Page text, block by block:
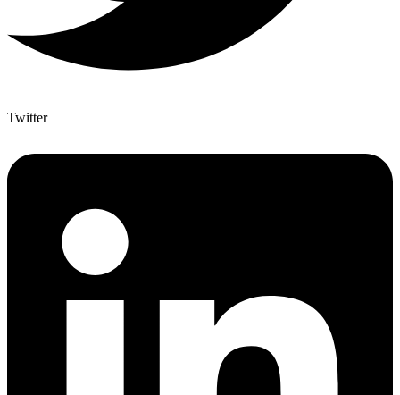
Twitter